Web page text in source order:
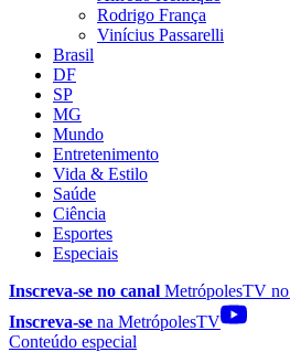
Rodrigo França
Vinícius Passarelli
Brasil
DF
SP
MG
Mundo
Entretenimento
Vida & Estilo
Saúde
Ciência
Esportes
Especiais
Inscreva-se no canal MetrópolesTV no
Inscreva-se na MetrópolesTV
Conteúdo especial